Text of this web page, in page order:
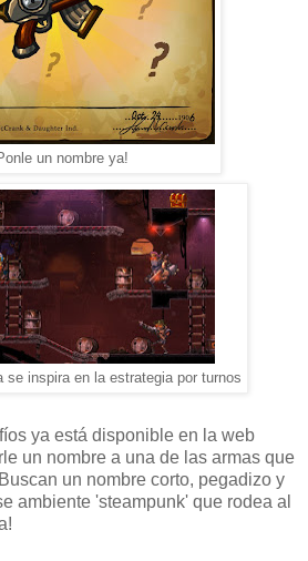
un nombre ya!
se inspira en la estrategia por turnos
ya está disponible en la web
un nombre a una de las armas que
un nombre corto, pegadizo y
ambiente 'steampunk' que rodea al